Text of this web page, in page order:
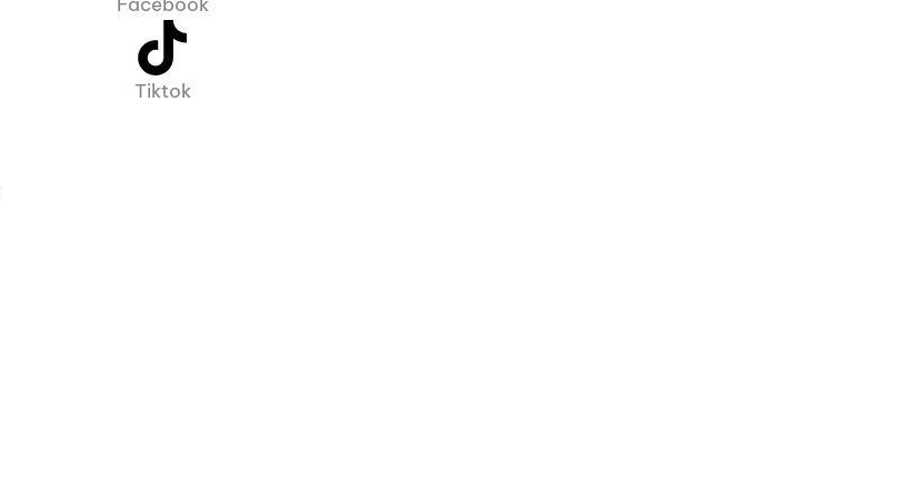
Tiktok